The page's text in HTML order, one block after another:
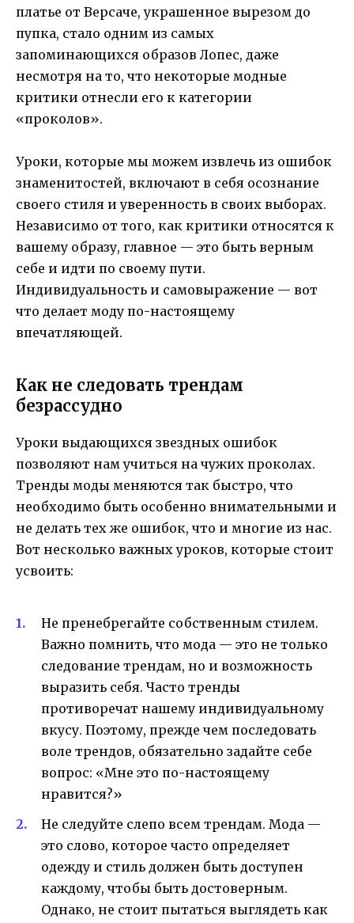
платье от Версаче, украшенное вырезом до
пупка, стало одним из самых
запоминающихся образов Лопес, даже
несмотря на то, что некоторые модные
критики отнесли его к категории
«проколов».
Уроки, которые мы можем извлечь из ошибок
знаменитостей, включают в себя осознание
своего стиля и уверенность в своих выборах.
Независимо от того, как критики относятся к
вашему образу, главное — это быть верным
себе и идти по своему пути.
Индивидуальность и самовыражение — вот
что делает моду по-настоящему
впечатляющей.
Как не следовать трендам
безрассудно
Уроки выдающихся звездных ошибок
позволяют нам учиться на чужих проколах.
Тренды моды меняются так быстро, что
необходимо быть особенно внимательными и
не делать тех же ошибок, что и многие из нас.
Вот несколько важных уроков, которые стоит
усвоить:
Не пренебрегайте собственным стилем.
Важно помнить, что мода — это не только
следование трендам, но и возможность
выразить себя. Часто тренды
противоречат нашему индивидуальному
вкусу. Поэтому, прежде чем последовать
воле трендов, обязательно задайте себе
вопрос: «Мне это по-настоящему
нравится?»
Не следуйте слепо всем трендам. Мода —
это слово, которое часто определяет
одежду и стиль должен быть доступен
каждому, чтобы быть достоверным.
Однако, не стоит пытаться выглядеть как